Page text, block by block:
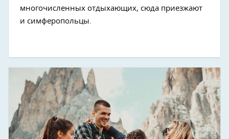
многочисленных отдыхающих, сюда приезжают
и симферопольцы.